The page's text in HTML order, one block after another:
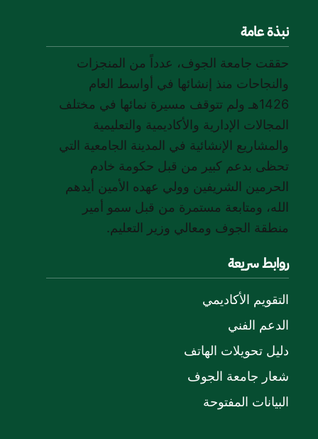
نبذة عامة
حققت جامعة الجوف، عدداً من المنجزات
والنجاحات منذ إنشائها في أواسط العام
1426هـ ولم تتوقف مسيرة نمائها في مختلف
المجالات الإدارية والأكاديمية والتعليمية
والمشاريع الإنشائية في المدينة الجامعية التي
تحظى بدعم كبير من قبل حكومة خادم
الحرمين الشريفين وولي عهده الأمين أيدهم
الله، ومتابعة مستمرة من قبل سمو أمير
منطقة الجوف ومعالي وزير التعليم.
روابط سريعة
التقويم الأكاديمي
الدعم الفني
دليل تحويلات الهاتف
شعار جامعة الجوف
البيانات المفتوحة